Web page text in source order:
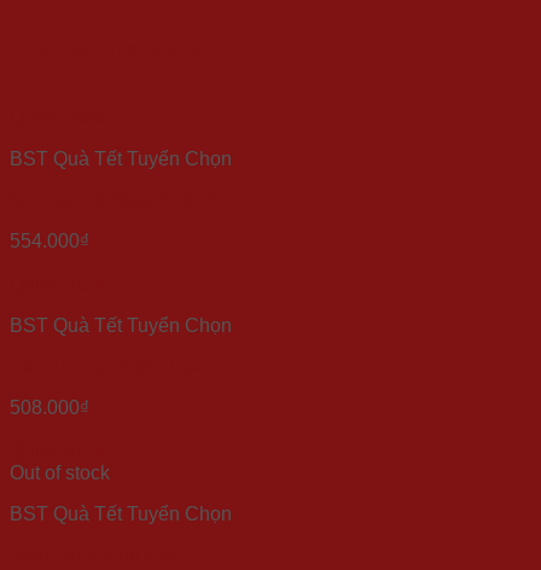
BST Quà Tết Tuyển Chọn
554.000₫
BST Quà Tết Tuyển Chọn
508.000₫
Out of stock
BST Quà Tết Tuyển Chọn